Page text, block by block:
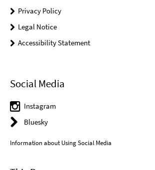
Privacy Policy
Legal Notice
Accessibility Statement
Social Media
Instagram
Bluesky
Information about Using Social Media